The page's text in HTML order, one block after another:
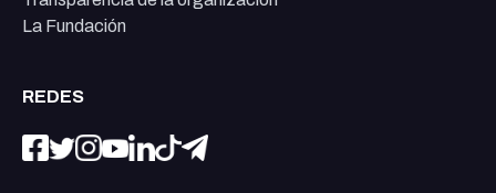
La Fundación
REDES